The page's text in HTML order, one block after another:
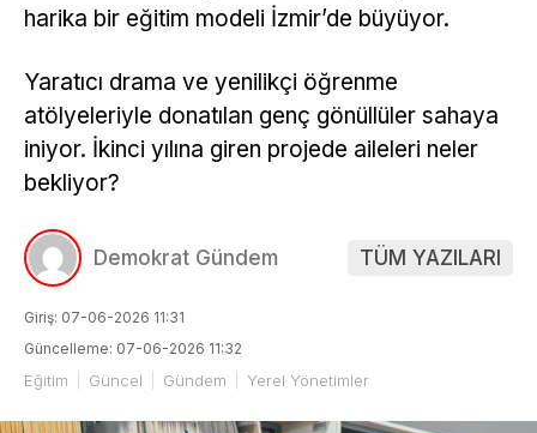
harika bir eğitim modeli İzmir’de büyüyor.
Yaratıcı drama ve yenilikçi öğrenme
atölyeleriyle donatılan genç gönüllüler sahaya
iniyor. İkinci yılına giren projede aileleri neler
bekliyor?
Demokrat Gündem TÜM YAZILARI
Giriş: 07-06-2026 11:31
Güncelleme: 07-06-2026 11:32
Eğitim Güncel Gündem Yerel Yönetimler